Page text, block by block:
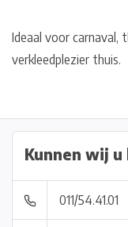
Ideaal voor
verkleedplezier thuis.
Kunnen wij u
011/54.41.01